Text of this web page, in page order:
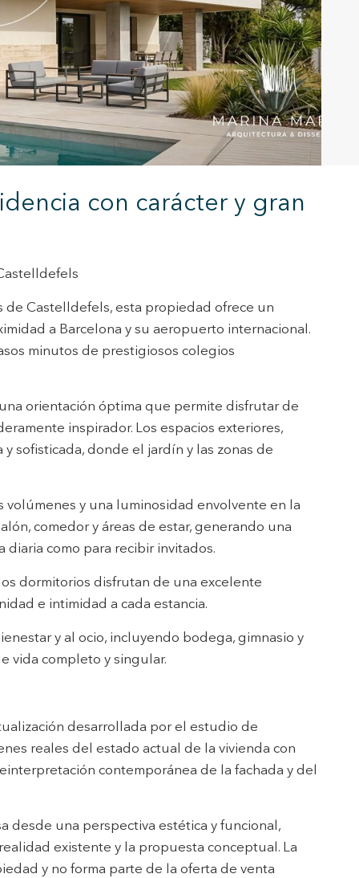
con carácter y gran
de Castelldefels, esta propiedad ofrece un
a Barcelona y su aeropuerto internacional.
minutos de prestigiosos colegios
orientación óptima que permite disfrutar de
inspirador. Los espacios exteriores,
sofisticada, donde el jardín y las zonas de
y una luminosidad envolvente en la
comedor y áreas de estar, generando una
como para recibir invitados.
dormitorios disfrutan de una excelente
e intimidad a cada estancia.
y al ocio, incluyendo bodega, gimnasio y
vida completo y singular.
desarrollada por el estudio de
reales del estado actual de la vivienda con
contemporánea de la fachada y del
desde una perspectiva estética y funcional,
existente y la propuesta conceptual. La
y no forma parte de la oferta de venta
de
de uso